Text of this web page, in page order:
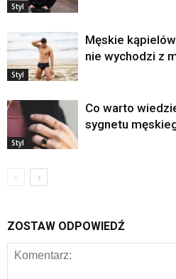
Styl
Styl
Męskie
nie wychodzi z
Styl
Co warto
sygnetu
ZOSTAW ODPOWIEDŹ